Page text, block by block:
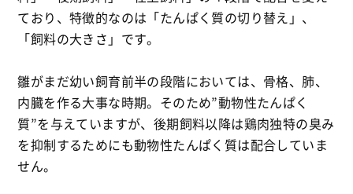
ており、特徴的なのは「たんぱく質の切り替え」、
「飼料の大きさ」です。
雛がまだ幼い飼育前半の段階においては、骨格、肺、
内臓を作る大事な時期。そのため”動物性たんぱく
質”を与えていますが、後期飼料以降は鶏肉独特の臭み
を抑制するためにも動物性たんぱく質は配合していま
せん。